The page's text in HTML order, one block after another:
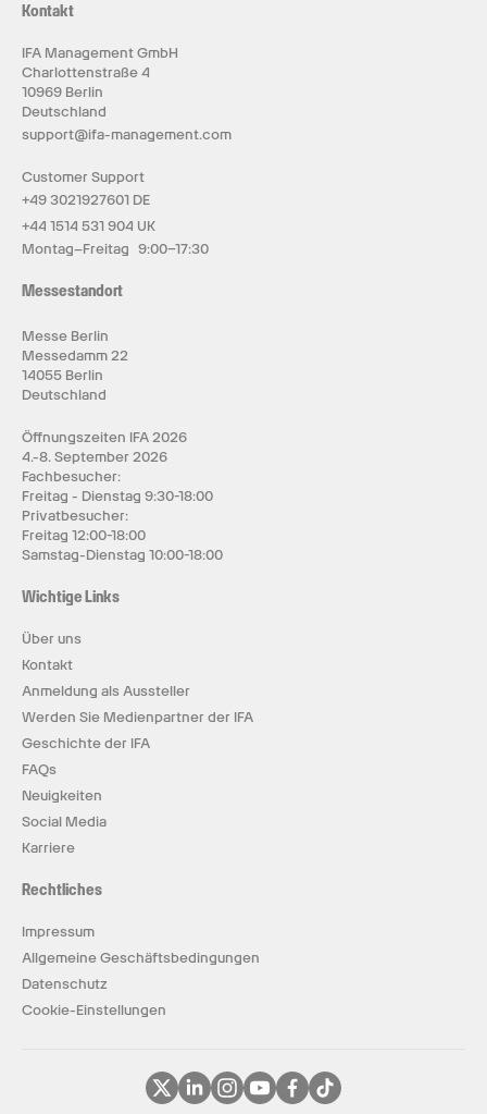
Kontakt
IFA Management GmbH
Charlottenstraße 4
10969 Berlin
Deutschland
support@ifa-management.com
Customer Support
+49 3021927601 DE
+44 1514 531 904 UK
Montag–Freitag 9:00–17:30
Messestandort
Messe Berlin
Messedamm 22
14055 Berlin
Deutschland
Öffnungszeiten IFA 2026
4.-8. September 2026
Fachbesucher:
Freitag - Dienstag 9:30-18:00
Privatbesucher:
Freitag 12:00-18:00
Samstag-Dienstag 10:00-18:00
Wichtige Links
Über uns
Kontakt
Anmeldung als Aussteller
Werden Sie Medienpartner der IFA
Geschichte der IFA
FAQs
Neuigkeiten
Social Media
Karriere
Rechtliches
Impressum
Allgemeine Geschäftsbedingungen
Datenschutz
Cookie-Einstellungen